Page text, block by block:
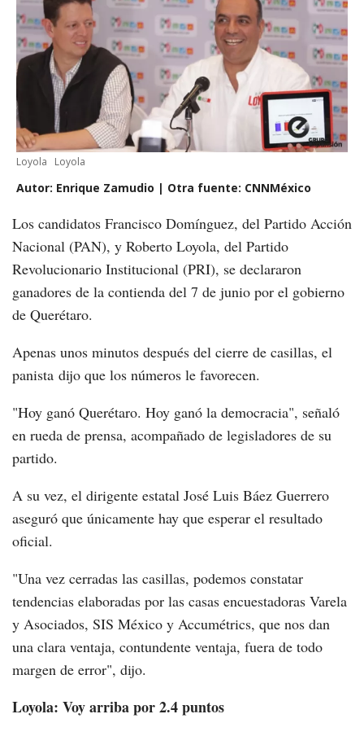
Loyola Loyola
Autor: Enrique Zamudio | Otra fuente: CNNMéxico
Los candidatos Francisco Domínguez, del Partido Acción
Nacional (PAN), y Roberto Loyola, del Partido
Revolucionario Institucional (PRI), se declararon
ganadores de la contienda del 7 de junio por el gobierno
de Querétaro.
Apenas unos minutos después del cierre de casillas, el
panista dijo que los números le favorecen.
"Hoy ganó Querétaro. Hoy ganó la democracia", señaló
en rueda de prensa, acompañado de legisladores de su
partido.
A su vez, el dirigente estatal José Luis Báez Guerrero
aseguró que únicamente hay que esperar el resultado
oficial.
"Una vez cerradas las casillas, podemos constatar
tendencias elaboradas por las casas encuestadoras Varela
y Asociados, SIS México y Accumétrics, que nos dan
una clara ventaja, contundente ventaja, fuera de todo
margen de error", dijo.
Loyola: Voy arriba por 2.4 puntos